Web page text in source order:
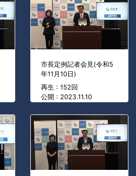
市長定例記者会見(令和5
年11月10日)
再生 : 152回
公開 : 2023.11.10